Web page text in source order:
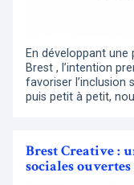
En développant
Brest , l’intention
favoriser l’inclusion
puis petit à petit,
Brest Creative :
sociales